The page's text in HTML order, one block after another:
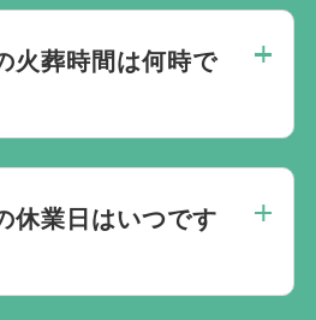
。霊安室では、面会とお化
祭行為は行えません。
火葬時間は何時で
人の体格、関係市町村内外
て異なる場合がありま
休業日はいつです